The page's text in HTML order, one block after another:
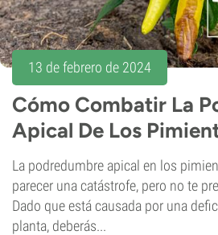
13 de febrero de 2024
Cómo Combatir La
Apical De Los
La podredumbre apical en los
parecer una catástrofe, pero no te
Dado que está causada por una
planta, deberás...